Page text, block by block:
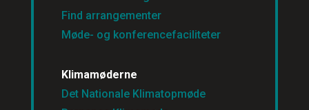
Find arrangementer
Møde- og konferencefaciliteter
Klimamøderne
Det Nationale Klimatopmøde